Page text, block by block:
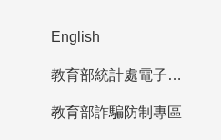
English
教育部統計處電子書櫃
教育部詐騙防制專區